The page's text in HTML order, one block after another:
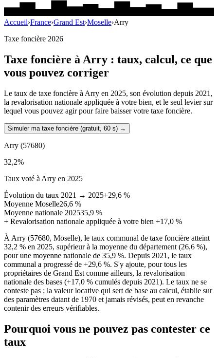
Accueil›France›Grand Est›Moselle›Arry
Taxe foncière 2026
Taxe foncière àArry : taux, calcul, ce que
vous pouvez corriger
Le taux de taxe foncière à Arry en 2025, son évolution depuis 2021,
la revalorisation nationale appliquée à votre bien, et le seul levier sur
lequel vous pouvez agir pour faire baisser votre taxe foncière.
Simuler ma taxe foncière (gratuit, 60 s) →
Arry (57680)
32,2%
Taux voté à Arry en 2025
Évolution du taux 2021 → 2025+29,6 %
Moyenne Moselle26,6 %
Moyenne nationale 202535,9 %
+ Revalorisation nationale appliquée à votre bien +17,0 %
À Arry (57680, Moselle), le taux communal de taxe foncière atteint
32,2 % en 2025, supérieur à la moyenne du département (26,6 %),
pour une moyenne nationale de 35,9 %. Depuis 2021, le taux
communal a progressé de +29,6 %. S'y ajoute, pour tous les
propriétaires de Grand Est comme ailleurs, la revalorisation
nationale des bases (+17,0 % cumulés depuis 2021). Le taux ne se
conteste pas ; la valeur locative qui sert de base au calcul, établie sur
des paramètres datant de 1970 et jamais révisés, peut en revanche
contenir des erreurs vérifiables.
Pourquoi vous ne pouvez pas contester ce
taux